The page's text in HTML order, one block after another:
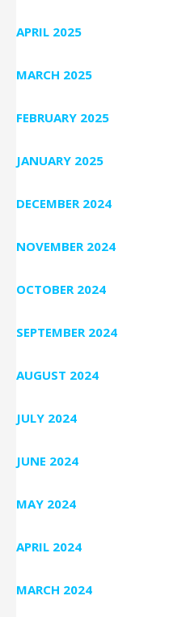
APRIL 2025
MARCH 2025
FEBRUARY 2025
JANUARY 2025
DECEMBER 2024
NOVEMBER 2024
OCTOBER 2024
SEPTEMBER 2024
AUGUST 2024
JULY 2024
JUNE 2024
MAY 2024
APRIL 2024
MARCH 2024